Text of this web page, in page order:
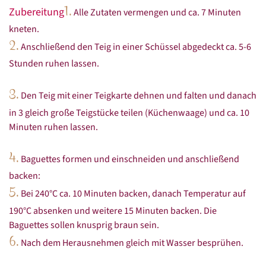
Zubereitung1.Alle Zutaten vermengen und ca. 7 Minuten
kneten.
2.Anschließend den Teig in einer Schüssel abgedeckt ca. 5-6
Stunden ruhen lassen.
3. Den Teig mit einer Teigkarte dehnen und falten und danach
in 3 gleich große Teigstücke teilen (Küchenwaage) und ca. 10
Minuten ruhen lassen.
4. Baguettes formen und einschneiden und anschließend
backen:
5. Bei 240°C ca. 10 Minuten backen, danach Temperatur auf
190°C absenken und weitere 15 Minuten backen. Die
Baguettes sollen knusprig braun sein.
6. Nach dem Herausnehmen gleich mit Wasser besprühen.